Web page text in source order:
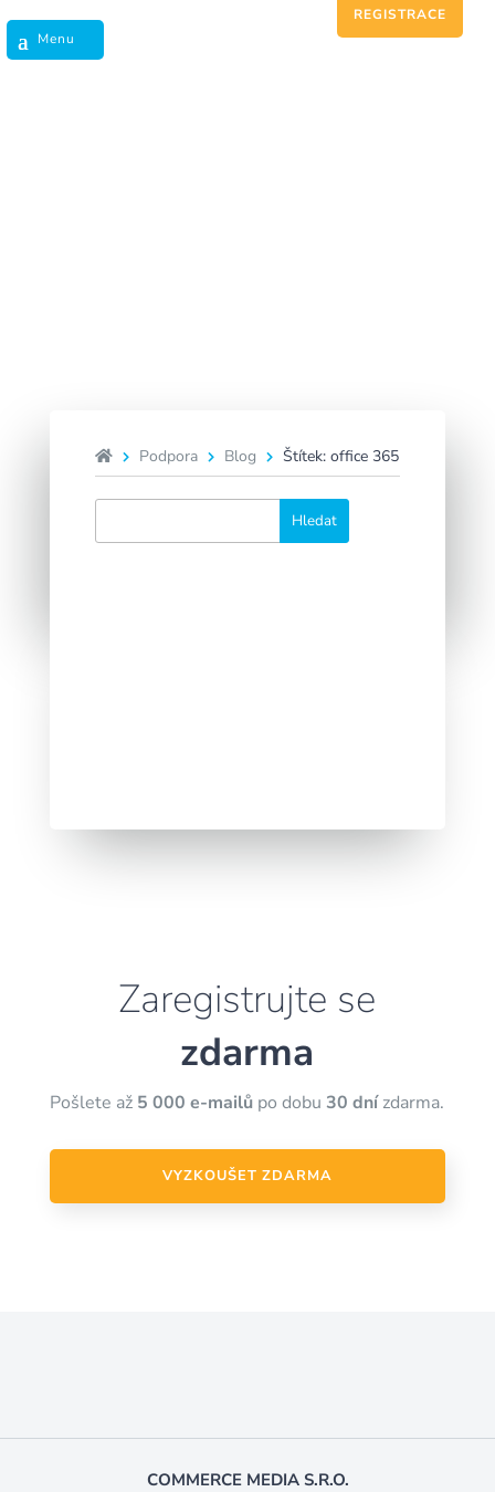
REGISTRACE
Podpora Blog Štítek: office 365
Zaregistrujte se
zdarma
Pošlete až 5 000 e-mailů po dobu 30 dnízdarma.
VYZKOUŠET ZDARMA
COMMERCE MEDIA S.R.O.